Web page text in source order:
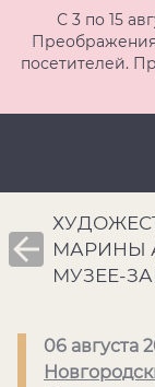
С 3 по 15
посетителей.
МАРИНЫ
МУЗЕЕ-
06 августа